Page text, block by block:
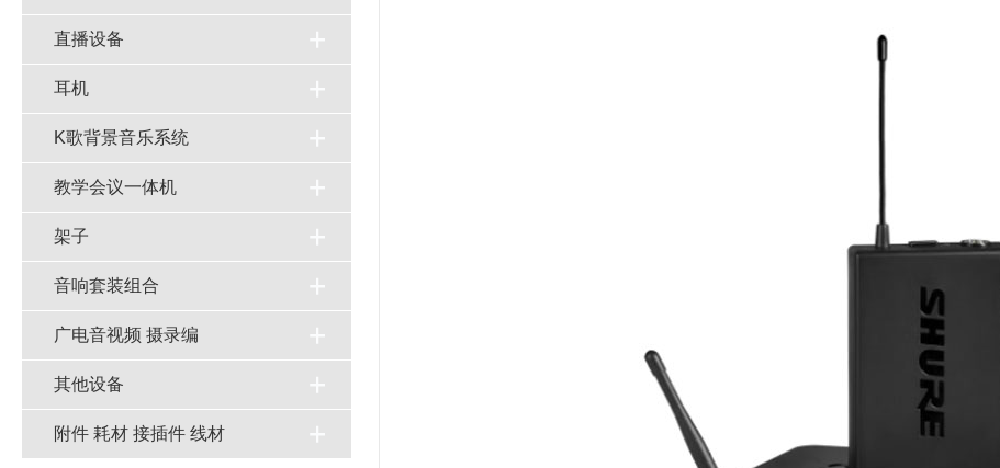
直播设备
耳机
K歌背景音乐系统
教学会议一体机
架子
音响套装组合
广电音视频 摄录编
其他设备
附件 耗材 接插件 线材